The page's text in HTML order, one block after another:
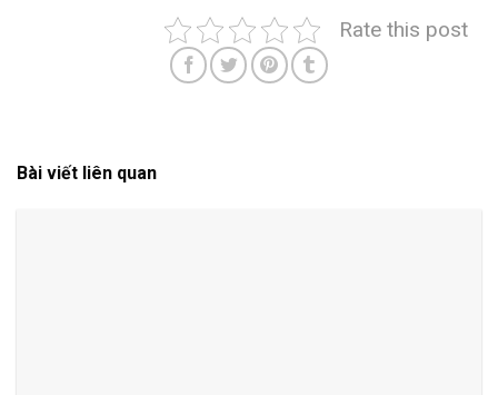
Rate this post
Bài viết liên quan